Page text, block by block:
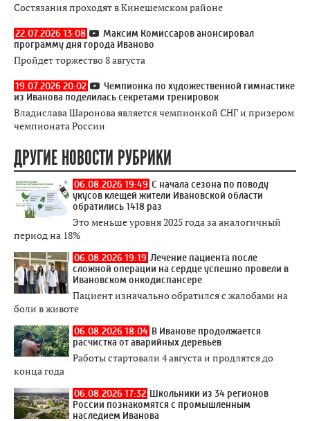
Состязания проходят в Кинешемском районе
22.07.2026 13:08
Максим Комиссаров анонсировал
программу дня города Иваново
Пройдет торжество 8 августа
19.07.2026 20:02
Чемпионка по художественной гимнастике
из Иванова поделилась секретами тренировок
Владислава Шаронова является чемпионкой СНГ и призером
чемпионата России
ДРУГИЕ НОВОСТИ РУБРИКИ
06.08.2026 19:49 С начала сезона по поводу
укусов клещей жители Ивановской области
обратились 1418 раз
Это меньше уровня 2025 года за аналогичный
период на 18%
06.08.2026 19:19 Лечение пациента после
сложной операции на сердце успешно провели в
Ивановском онкодиспансере
Пациент изначально обратился с жалобами на
боли в животе
06.08.2026 18:04 В Иванове продолжается
расчистка от аварийных деревьев
Работы стартовали 4 августа и продлятся до
конца года
06.08.2026 17:32 Школьники из 34 регионов
России познакомятся с промышленным
наследием Иванова